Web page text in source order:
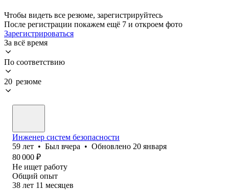
Чтобы видеть все резюме, зарегистрируйтесь
После регистрации покажем ещё 7 и откроем фото
Зарегистрироваться
За всё время
По соответствию
20 резюме
Инженер систем безопасности
59 лет • Был вчера • Обновлено 20 января
80 000 ₽
Не ищет работу
Общий опыт
38 лет 11 месяцев